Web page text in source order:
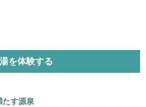
を体験する
たす源泉